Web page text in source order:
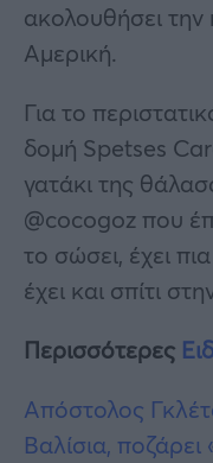
ακολουθήσει
Αμερική.
Για το
δομή Spetses
γατάκι της
@cocogoz που
το σώσει, έχει
έχει και σπίτι
Περισσότερες
Απόστολος
Βαλίσια,